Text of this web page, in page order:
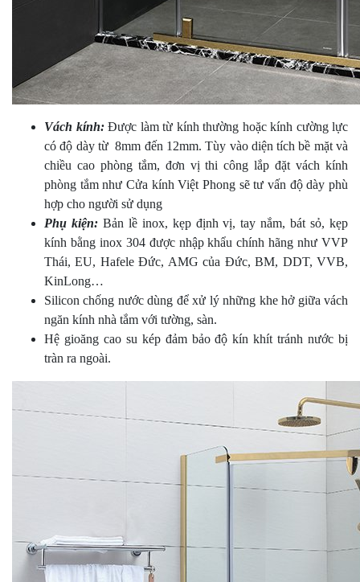
Vách kính:Được làm từ kính thường hoặc kính cường lực
có độ dày từ 8mm đến 12mm. Tùy vào diện tích bề mặt và
chiều cao phòng tắm, đơn vị thi công lắp đặt vách kính
phòng tắm như Cửa kính Việt Phong sẽ tư vấn độ dày phù
hợp cho người sử dụng
Phụ kiện: Bản lề inox, kẹp định vị, tay nắm, bát sỏ, kẹp
kính bằng inox 304 được nhập khẩu chính hãng như VVP
Thái, EU, Hafele Đức, AMG của Đức, BM, DDT, VVB,
KinLong…
Silicon chống nước dùng để xử lý những khe hở giữa vách
ngăn kính nhà tắm với tường, sàn.
Hệ gioăng cao su kép đảm bảo độ kín khít tránh nước bị
tràn ra ngoài.